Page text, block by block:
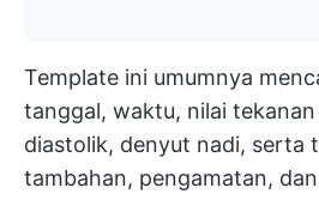
Template ini umumnya
tanggal, waktu, nilai
diastolik, denyut nadi, serta
tambahan, pengamatan,